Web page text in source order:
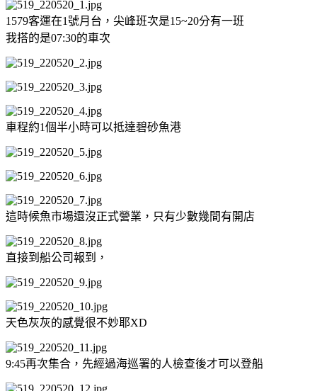
1579客運在1號月台，尖峰班次是15~20分有一班
我搭的是07:30的車次
車程約1個半小時可以抵達碧砂魚港
這時候魚市場還沒正式營業，只有少數幾間有開店
直接到船公司報到，
天色灰灰的感覺很不妙耶XD
9:45再次集合，先經過海巡署的人檢查後才可以登船